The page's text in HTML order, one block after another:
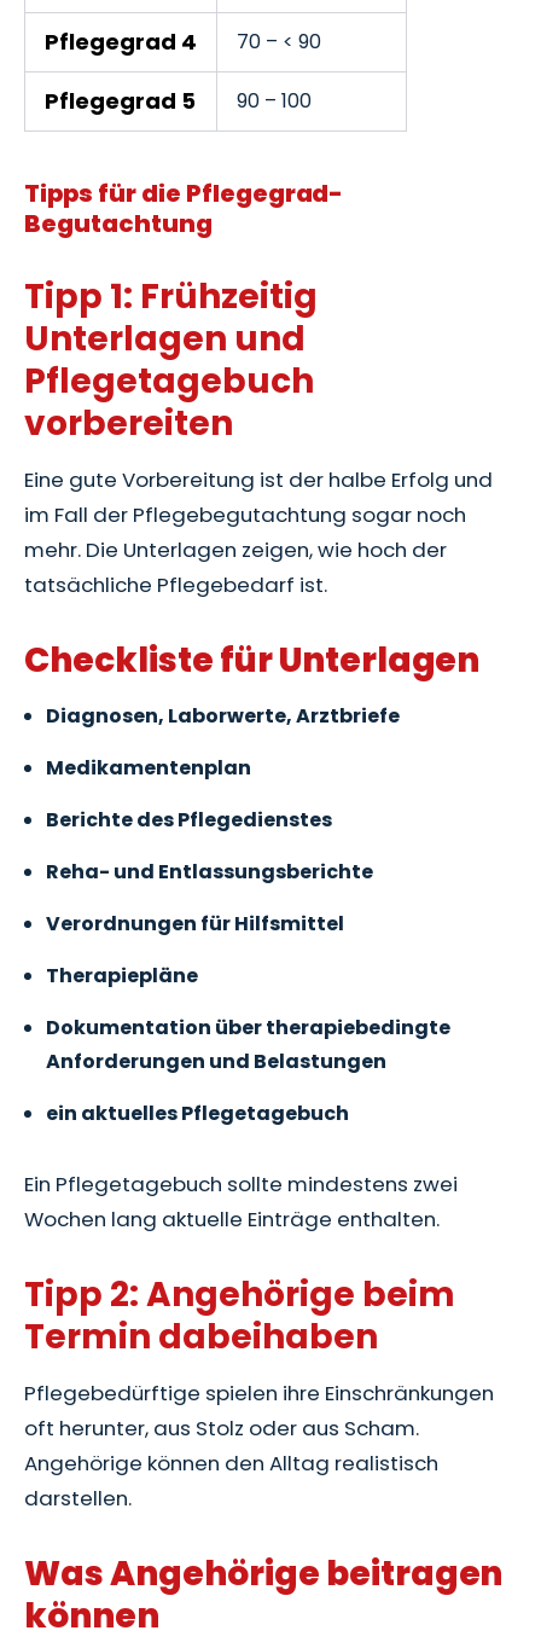
Pflegegrad 4 70 – < 90
Pflegegrad 5 90 – 100
Tipps für die Pflegegrad-
Begutachtung
Tipp 1: Frühzeitig
Unterlagen und
Pflegetagebuch
vorbereiten
Eine gute Vorbereitung ist der halbe Erfolg und
im Fall der Pflegebegutachtung sogar noch
mehr. Die Unterlagen zeigen, wie hoch der
tatsächliche Pflegebedarf ist.
Checkliste für Unterlagen
Diagnosen, Laborwerte, Arztbriefe
Medikamentenplan
Berichte des Pflegedienstes
Reha- und Entlassungsberichte
Verordnungen für Hilfsmittel
Therapiepläne
Dokumentation über therapiebedingte
Anforderungen und Belastungen
ein aktuelles Pflegetagebuch
Ein Pflegetagebuch sollte mindestens zwei
Wochen lang aktuelle Einträge enthalten.
Tipp 2: Angehörige beim
Termin dabeihaben
Pflegebedürftige spielen ihre Einschränkungen
oft herunter, aus Stolz oder aus Scham.
Angehörige können den Alltag realistisch
darstellen.
Was Angehörige beitragen
können